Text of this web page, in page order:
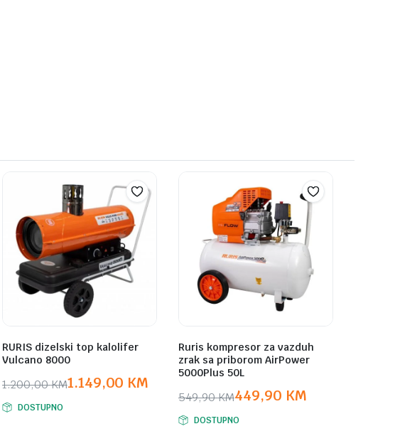
RURIS dizelski top kalolifer
Vulcano 8000
1.200,00KM
Original
price
1.149,00 KM
Current
price
DOSTUPNO
Ruris kompresor za vazduh
zrak sa priborom AirPower
5000Plus 50L
549,90KM
Original
price
449,90 KM
Current
price
DOSTUPNO